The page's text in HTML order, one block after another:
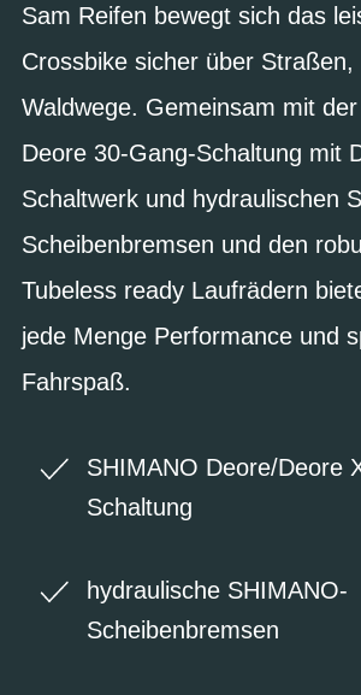
Sam Reifen bewegt sich das
Crossbike sicher über Straßen,
Waldwege. Gemeinsam mit
Deore 30-Gang-Schaltung mit
Schaltwerk und hydraulischen
Scheibenbremsen und den
Tubeless ready Laufrädern
jede Menge Performance und
Fahrspaß.
SHIMANO Deore/Deore
Schaltung
hydraulische SHIMANO-
Scheibenbremsen